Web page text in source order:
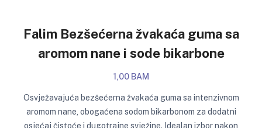
Falim Bezšećerna žvakaća guma sa
aromom nane i sode bikarbone
1,00 BAM
Osvježavajuća bezšećerna žvakaća guma sa intenzivnom
aromom nane, obogaćena sodom bikarbonom za dodatni
osjećaj čistoće i dugotrajne svježine. Idealan izbor nakon